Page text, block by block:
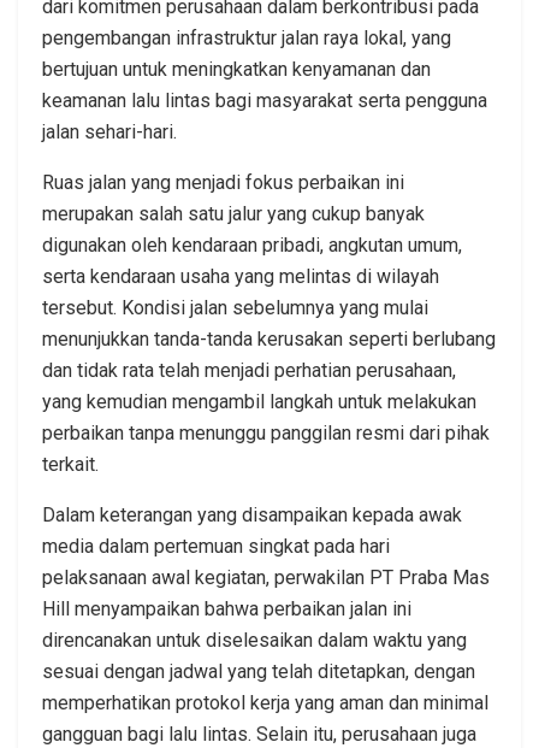
dari komitmen perusahaan dalam berkontribusi pada
pengembangan infrastruktur jalan raya lokal, yang
bertujuan untuk meningkatkan kenyamanan dan
keamanan lalu lintas bagi masyarakat serta pengguna
jalan sehari-hari.
Ruas jalan yang menjadi fokus perbaikan ini
merupakan salah satu jalur yang cukup banyak
digunakan oleh kendaraan pribadi, angkutan umum,
serta kendaraan usaha yang melintas di wilayah
tersebut. Kondisi jalan sebelumnya yang mulai
menunjukkan tanda-tanda kerusakan seperti berlubang
dan tidak rata telah menjadi perhatian perusahaan,
yang kemudian mengambil langkah untuk melakukan
perbaikan tanpa menunggu panggilan resmi dari pihak
terkait.
Dalam keterangan yang disampaikan kepada awak
media dalam pertemuan singkat pada hari
pelaksanaan awal kegiatan, perwakilan PT Praba Mas
Hill menyampaikan bahwa perbaikan jalan ini
direncanakan untuk diselesaikan dalam waktu yang
sesuai dengan jadwal yang telah ditetapkan, dengan
memperhatikan protokol kerja yang aman dan minimal
gangguan bagi lalu lintas. Selain itu, perusahaan juga